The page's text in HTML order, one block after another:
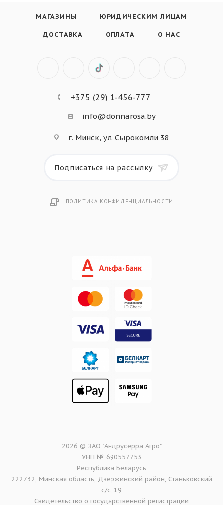
МАГАЗИНЫ ЮРИДИЧЕСКИМ ЛИЦАМ
ДОСТАВКА ОПЛАТА О НАС
+375 (29) 1-456-777
info@donnarosa.by
г. Минск, ул. Сырокомли 38
Подписаться на рассылку
ПОЛИТИКА КОНФИДЕНЦИАЛЬНОСТИ
2026 © ЗАО "Андрусерра Агро"
УНП № 690557753
Республика Беларусь
222732, Минская область, Дзержинский район, Станьковский
с/с, 19
Свидетельство о государственной регистрации